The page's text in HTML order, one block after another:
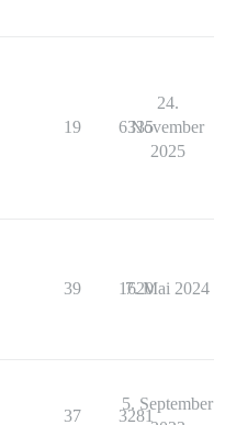
19 6335
24.
November
2025
39 1620
7. Mai 2024
37 3281
5. September